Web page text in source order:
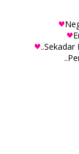
..Sekadar